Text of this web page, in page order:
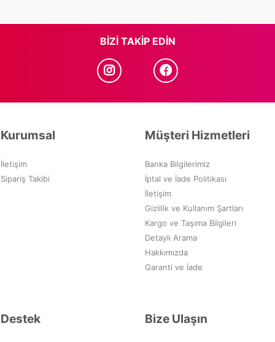
BIZI TAKIP EDIN
Kurumsal
İletişim
Sipariş Takibi
Müşteri Hizmetleri
Banka Bilgilerimiz
İptal ve İade Politikası
İletişim
Gizlilik ve Kullanım Şartları
Kargo ve Taşıma Bilgileri
Detaylı Arama
Hakkımızda
Garanti ve İade
Destek Bize Ulaşın